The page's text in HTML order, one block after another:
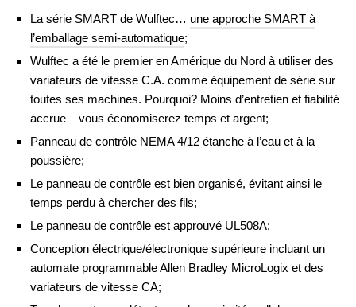
La série SMART de Wulftec… une approche SMART à
l’emballage semi-automatique;
Wulftec a été le premier en Amérique du Nord à utiliser des
variateurs de vitesse C.A. comme équipement de série sur
toutes ses machines. Pourquoi? Moins d’entretien et fiabilité
accrue – vous économiserez temps et argent;
Panneau de contrôle NEMA 4/12 étanche à l’eau et à la
poussière;
Le panneau de contrôle est bien organisé, évitant ainsi le
temps perdu à chercher des fils;
Le panneau de contrôle est approuvé UL508A;
Conception électrique/électronique supérieure incluant un
automate programmable Allen Bradley MicroLogix et des
variateurs de vitesse CA;